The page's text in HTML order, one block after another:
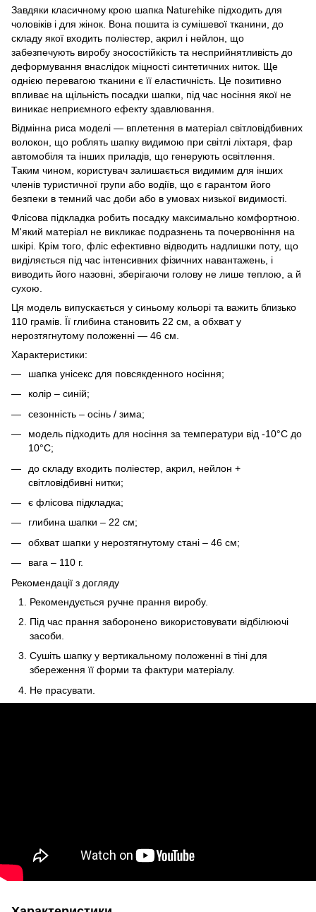
Завдяки класичному крою шапка Naturehike підходить для
чоловіків і для жінок. Вона пошита із сумішевої тканини, до
складу якої входить поліестер, акрил і нейлон, що
забезпечують виробу зносостійкість та несприйнятливість до
деформування внаслідок міцності синтетичних ниток. Ще
однією перевагою тканини є її еластичність. Це позитивно
впливає на щільність посадки шапки, під час носіння якої не
виникає неприємного ефекту здавлювання.
Відмінна риса моделі — вплетення в матеріал світловідбивних
волокон, що роблять шапку видимою при світлі ліхтаря, фар
автомобіля та інших приладів, що генерують освітлення.
Таким чином, користувач залишається видимим для інших
членів туристичної групи або водіїв, що є гарантом його
безпеки в темний час доби або в умовах низької видимості.
Флісова підкладка робить посадку максимально комфортною.
М'який матеріал не викликає подразнень та почервоніння на
шкірі. Крім того, фліс ефективно відводить надлишки поту, що
виділяється під час інтенсивних фізичних навантажень, і
виводить його назовні, зберігаючи голову не лише теплою, а й
сухою.
Ця модель випускається у синьому кольорі та важить близько
110 грамів. Її глибина становить 22 см, а обхват у
нерозтягнутому положенні — 46 см.
Характеристики:
шапка унісекс для повсякденного носіння;
колір – синій;
сезонність – осінь / зима;
модель підходить для носіння за температури від -10°C до
10°C;
до складу входить поліестер, акрил, нейлон +
світловідбивні нитки;
є флісова підкладка;
глибина шапки – 22 см;
обхват шапки у нерозтягнутому стані – 46 см;
вага – 110 г.
Рекомендації з догляду
Рекомендується ручне прання виробу.
Під час прання заборонено використовувати відбілюючі
засоби.
Сушіть шапку у вертикальному положенні в тіні для
збереження її форми та фактури матеріалу.
Не прасувати.